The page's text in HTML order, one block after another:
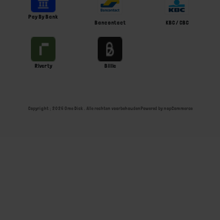
Pay By Bank
Bancontact
KBC / CBC
Riverty Billie
Copyright ; 2026 Ome Dick . Alle rechten voorbehoudenPowered by nopCommerce